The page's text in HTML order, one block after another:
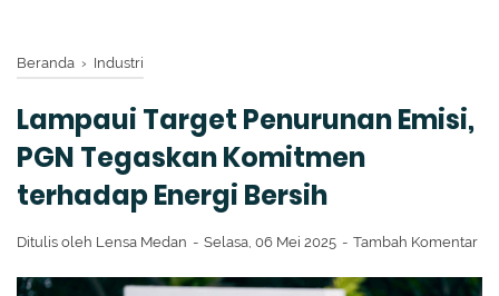
Beranda › Industri
Lampaui Target Penurunan Emisi,
PGN Tegaskan Komitmen
terhadap Energi Bersih
Ditulis oleh Lensa Medan Selasa, 06 Mei 2025 Tambah Komentar